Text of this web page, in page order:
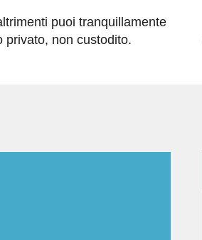
puoi tranquillamente
privato, non custodito.